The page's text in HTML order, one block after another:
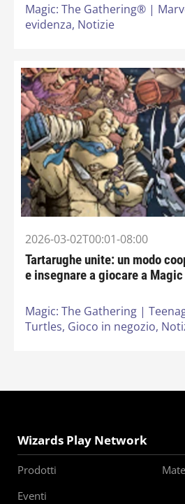
Magic: The Gathering® |
evidenza, Notizie
2026-03-02T00:01-08:00
Tartarughe unite: un modo
e insegnare a giocare a Magic
Magic: The Gathering |
Turtles, Gioco in negozio,
Wizards Play Network
Prodotti
Eventi